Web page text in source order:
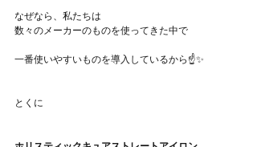
なぜなら、私たちは
数々のメーカーのものを使ってきた中で
一番使いやすいものを導入しているから☝️✨
とくに